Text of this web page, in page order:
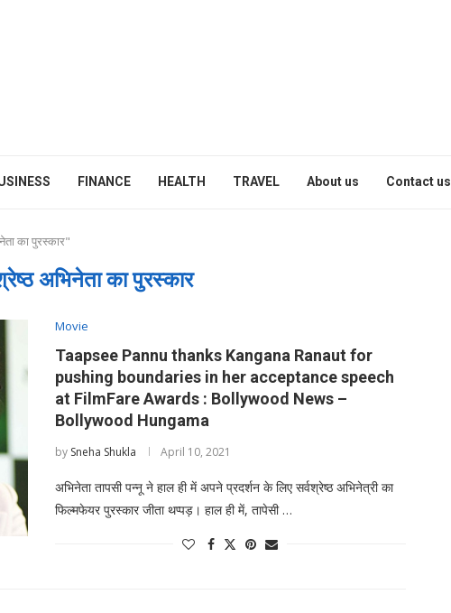
FINANCE HEALTH TRAVEL About us Contact us
का पुरस्कार"
अभिनेता का पुरस्कार
Movie
Taapsee Pannu thanks Kangana Ranaut for
pushing boundaries in her acceptance speech
at FilmFare Awards : Bollywood News –
Bollywood Hungama
by Sneha Shukla April 10, 2021
अभिनेता तापसी पन्नू ने हाल ही में अपने प्रदर्शन के लिए सर्वश्रेष्ठ अभिनेत्री का
फिल्मफेयर पुरस्कार जीता थप्पड़। हाल ही में, तापेसी …